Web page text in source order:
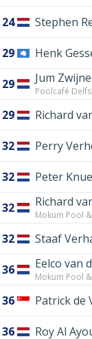
24 Stephen
29 Henk
29 Jum
Poolcafé
29 Richard
32 Perry
32 Peter
32 Richard
Mokum Pool
32 Staaf
36 Eelco van
Mokum Pool
36 Patrick de
36 Roy Al